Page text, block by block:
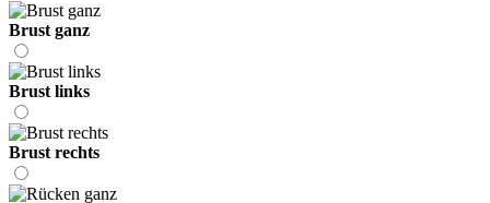
Brust ganz
Brust links
Brust rechts